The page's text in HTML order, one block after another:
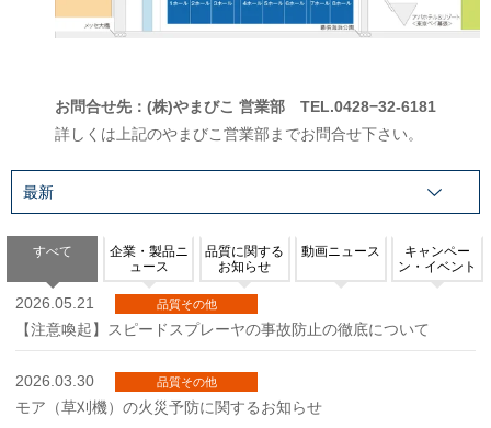
お問合せ先：(株)やまびこ 営業部 TEL.0428−32-6181
詳しくは上記のやまびこ営業部までお問合せ下さい。
すべて
企業・製品ニ
ュース
品質に関する
お知らせ
動画ニュース
キャンペー
ン・イベント
2026.05.21 品質その他
【注意喚起】スピードスプレーヤの事故防止の徹底について
2026.03.30 品質その他
モア（草刈機）の火災予防に関するお知らせ